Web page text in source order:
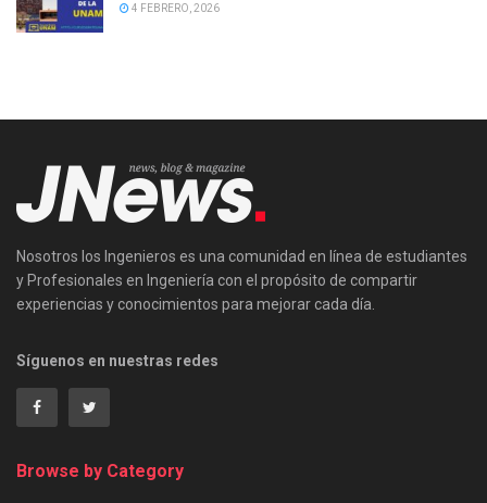
4 FEBRERO, 2026
Nosotros los Ingenieros es una comunidad en línea de estudiantes
y Profesionales en Ingeniería con el propósito de compartir
experiencias y conocimientos para mejorar cada día.
Síguenos en nuestras redes
Browse by Category